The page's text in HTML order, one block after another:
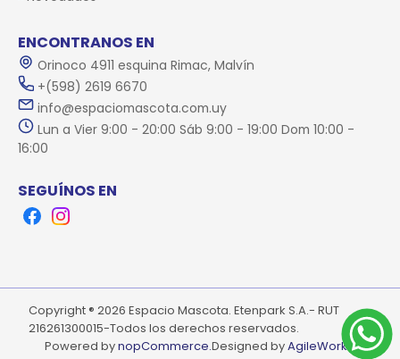
ENCONTRANOS EN
Orinoco 4911 esquina Rimac, Malvín
+(598) 2619 6670
info@espaciomascota.com.uy
Lun a Vier 9:00 - 20:00 Sáb 9:00 - 19:00 Dom 10:00 -
16:00
SEGUÍNOS EN
FacebookInstagram
Copyright ® 2026 Espacio Mascota. Etenpark S.A.- RUT
216261300015-Todos los derechos reservados.
Powered bynopCommerce.Designed byAgileWorks.